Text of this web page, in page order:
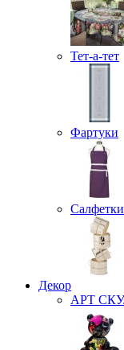
Тет-а-тет
Фартуки
Декор
АРТ